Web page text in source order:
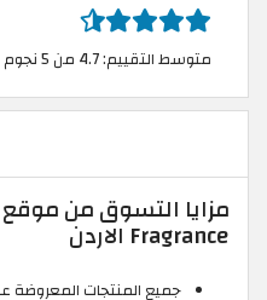
متوسط التقييم: 4.7 من 5 نجوم بواسطة 226 مستخدم
Fragrance الاردن